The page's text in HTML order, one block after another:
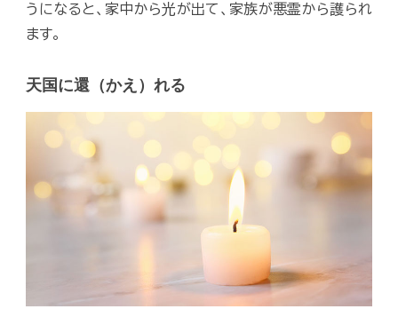
うになると、家中から光が出て、家族が悪霊から護られ
ます。
天国に還（かえ）れる